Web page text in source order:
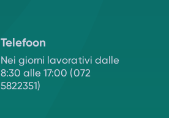
Telefoon
Nei giorni lavorativi dalle
8:30 alle 17:00 (072
5822351)